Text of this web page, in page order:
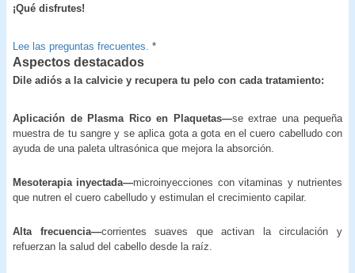
¡Qué disfrutes!
Lee las preguntas frecuentes. *
Aspectos destacados
Dile adiós a la calvicie y recupera tu pelo con cada tratamiento:
Aplicación de Plasma Rico en Plaquetas—se extrae una pequeña
muestra de tu sangre y se aplica gota a gota en el cuero cabelludo con
ayuda de una paleta ultrasónica que mejora la absorción.
Mesoterapia inyectada—microinyecciones con vitaminas y nutrientes
que nutren el cuero cabelludo y estimulan el crecimiento capilar.
Alta frecuencia—corrientes suaves que activan la circulación y
refuerzan la salud del cabello desde la raíz.